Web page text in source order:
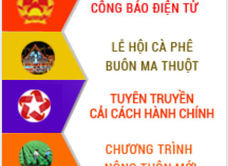
Sôi nổi Hội đua ngựa truyền thống Gò
Thì Thùng mừng Xuân Bính Ngọ 2026
Lãnh đạo tỉnh dâng hương tưởng niệm
tại Đập Đồng Cam đầu Xuân Bính Ngọ
Ngành nông nghiệp phấn đấu tăng
trưởng đạt 5,86% trong năm 2026
UBND tỉnh Đắk Lắk triển khai công tác
quốc phòng, quân sự địa phương năm
2026
Đắk Lắk tập trung toàn lực khắc phục
tồn tại IUU, sẵn sàng làm việc với
Chủ tịch UBND tỉnh Tạ Anh Tuấn thăm,
chúc mừng các bệnh viện nhân Ngày
Thầy thuốc Việt Nam